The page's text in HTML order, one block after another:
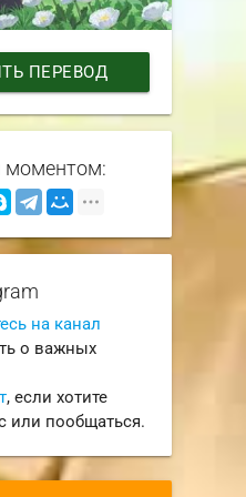
ПЕРЕВОД
моментом:
на канал
о важных
, если хотите
или пообщаться.